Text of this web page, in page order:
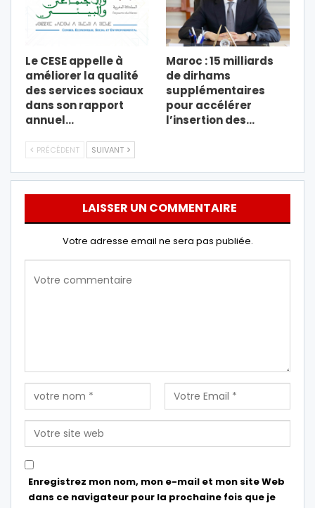
Le CESE appelle à
améliorer la qualité
des services sociaux
dans son rapport
annuel…
Maroc : 15 milliards
de dirhams
supplémentaires
pour accélérer
l’insertion des…
PRÉCÉDENT SUIVANT
LAISSER UN COMMENTAIRE
Votre adresse email ne sera pas publiée.
Enregistrez mon nom, mon e-mail et mon site Web
dans ce navigateur pour la prochaine fois que je